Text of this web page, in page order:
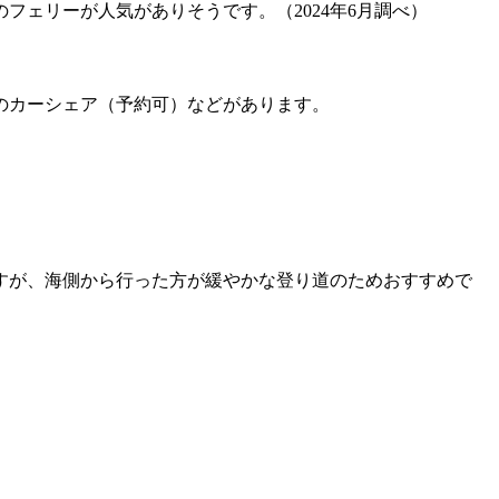
ェリーが人気がありそうです。（2024年6月調べ）
ーシェア（予約可）などがあります。
、海側から行った方が緩やかな登り道のためおすすめで